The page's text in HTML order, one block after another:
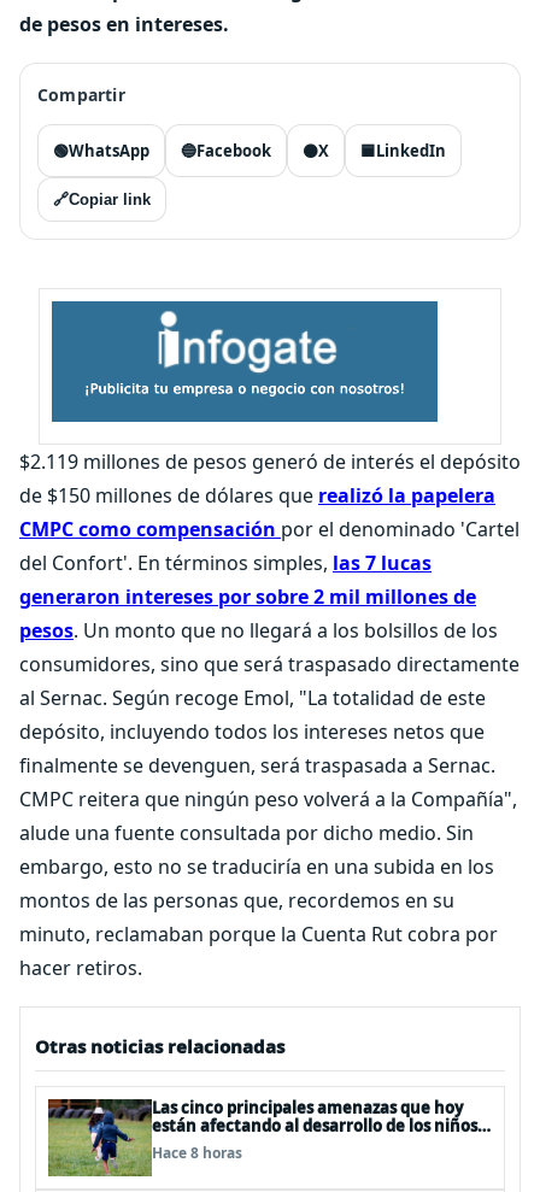
de pesos en intereses.
Compartir
🟢WhatsApp 🔵Facebook ⚫X 🟦LinkedIn
🔗Copiar link
$2.119 millones de pesos generó de interés el depósito
de $150 millones de dólares que realizó la papelera
CMPC como compensación por el denominado 'Cartel
del Confort'. En términos simples, las 7 lucas
generaron intereses por sobre 2 mil millones de
pesos. Un monto que no llegará a los bolsillos de los
consumidores, sino que será traspasado directamente
al Sernac. Según recoge Emol, "La totalidad de este
depósito, incluyendo todos los intereses netos que
finalmente se devenguen, será traspasada a Sernac.
CMPC reitera que ningún peso volverá a la Compañía",
alude una fuente consultada por dicho medio. Sin
embargo, esto no se traduciría en una subida en los
montos de las personas que, recordemos en su
minuto, reclamaban porque la Cuenta Rut cobra por
hacer retiros.
Otras noticias relacionadas
Las cinco principales amenazas que hoy
están afectando al desarrollo de los niños
en Chile
Hace 8 horas